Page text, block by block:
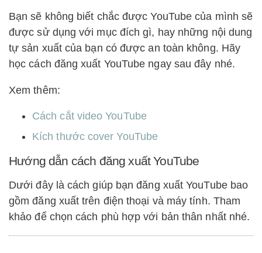
Bạn sẽ không biết chắc được YouTube của mình sẽ
được sử dụng với mục đích gì, hay những nội dung
tự sản xuất của bạn có được an toàn không. Hãy
học cách đăng xuất YouTube ngay sau đây nhé.
Xem thêm:
Cách cắt video YouTube
Kích thước cover YouTube
Hướng dẫn cách đăng xuất YouTube
Dưới đây là cách giúp bạn đăng xuất YouTube bao
gồm đăng xuất trên điện thoại và máy tính. Tham
khảo để chọn cách phù hợp với bản thân nhất nhé.